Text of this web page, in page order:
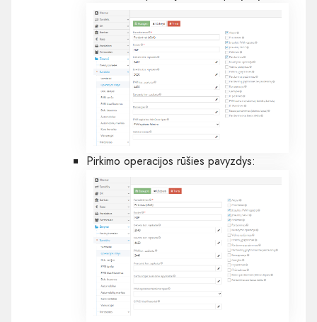
Pirkimo operacijos rūšies pavyzdys: